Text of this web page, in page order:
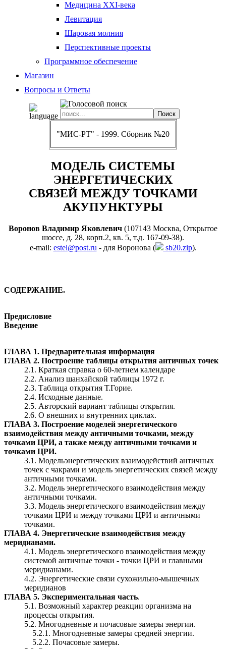
Медицина XXI-века
Левитация
Шаровая молния
Перспективные проекты
Программное обеспечение
Магазин
Вопросы и Ответы
"МИС-РТ" - 1999. Сборник №20
МОДЕЛЬ СИСТЕМЫ
ЭНЕРГЕТИЧЕСКИХ
СВЯЗЕЙ МЕЖДУ ТОЧКАМИ
АКУПУНКТУРЫ
Воронов Владимир Яковлевич (107143 Москва, Открытое
шоссе, д. 28, корп.2, кв. 5, т.д. 167-09-38).
e-mail: estel@post.ru - для Воронова ( sb20.zip).
СОДЕРЖАНИЕ.
Предисловие
Введение
ГЛАВА 1. Предварительная информация
ГЛАВА 2. Построение таблицы открытия античных точек
2.1. Краткая справка о 60-летнем календаре
2.2. Анализ шанхайской таблицы 1972 г.
2.3. Таблица открытия Т.Горие.
2.4. Исходные данные.
2.5. Авторский вариант таблицы открытия.
2.6. О внешних и внутренних циклах.
ГЛАВА 3. Построение моделей энергетического
взаимодействия между античными точками, между
точками ЦРИ, а также между античными точками и
точками ЦРИ.
3.1. Модельэнергетических взаимодействий античных
точек с чакрами и модель энергетических связей между
античными точками.
3.2. Модель энергетического взаимодействия между
античными точками.
3.3. Модель энергетического взаимодействия между
точками ЦРИ и между точками ЦРИ и античными
точками.
ГЛАВА 4. Энергетические взаимодействия между
меридианами.
4.1. Модель энергетического взаимодействия между
системой античные точки - точки ЦРИ и главными
меридианами.
4.2. Энергетические связи сухожильно-мышечных
меридианов
ГЛАВА 5. Экспериментальная часть.
5.1. Возможный характер реакции организма на
процессы открытия.
5.2. Многодневные и почасовые замеры энергии.
5.2.1. Многодневные замеры средней энергии.
5.2.2. Почасовые замеры.